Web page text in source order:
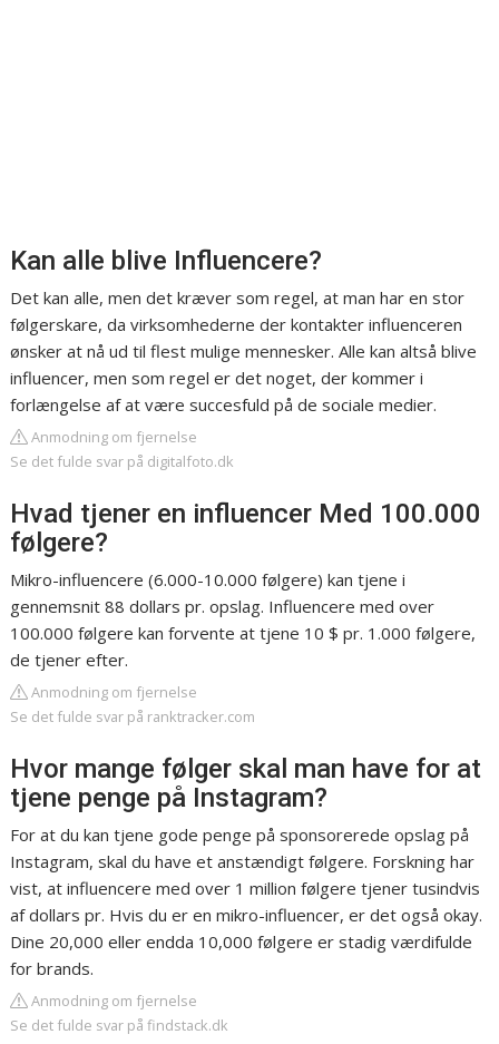
Kan alle blive Influencere?
Det kan alle, men det kræver som regel, at man har en stor
følgerskare, da virksomhederne der kontakter influenceren
ønsker at nå ud til flest mulige mennesker. Alle kan altså blive
influencer, men som regel er det noget, der kommer i
forlængelse af at være succesfuld på de sociale medier.
Anmodning om fjernelse
Se det fulde svar på digitalfoto.dk
Hvad tjener en influencer Med 100.000
følgere?
Mikro-influencere (6.000-10.000 følgere) kan tjene i
gennemsnit 88 dollars pr. opslag. Influencere med over
100.000 følgere kan forvente at tjene 10 $ pr. 1.000 følgere,
de tjener efter.
Anmodning om fjernelse
Se det fulde svar på ranktracker.com
Hvor mange følger skal man have for at
tjene penge på Instagram?
For at du kan tjene gode penge på sponsorerede opslag på
Instagram, skal du have et anstændigt følgere. Forskning har
vist, at influencere med over 1 million følgere tjener tusindvis
af dollars pr. Hvis du er en mikro-influencer, er det også okay.
Dine 20,000 eller endda 10,000 følgere er stadig værdifulde
for brands.
Anmodning om fjernelse
Se det fulde svar på findstack.dk